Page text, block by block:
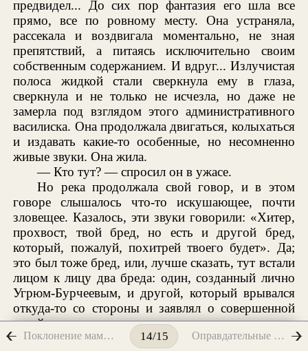
предвидел... До сих пор фантазия его шла все
прямо, все по ровному месту. Она устраняла,
рассекала и воздвигала моментально, не зная
препятствий, а питаясь исключительно своим
собственным содержанием. И вдруг... Излучистая
полоса жидкой стали сверкнула ему в глаза,
сверкнула и не только не исчезла, но даже не
замерла под взглядом этого административного
василиска. Она продолжала двигаться, колыхаться
и издавать какие-то особенные, но несомненно
живые звуки. Она жила.
— Кто тут? — спросил он в ужасе.
Но река продолжала свой говор, и в этом
говоре слышалось что-то искушающее, почти
зловещее. Казалось, эти звуки говорили: «Хитер,
прохвост, твой бред, но есть и другой бред,
который, пожалуй, похитрей твоего будет». Да;
это был тоже бред, или, лучше сказать, тут встали
лицом к лицу два бреда: один, созданный лично
Угрюм-Бурчеевым, и другой, который врывался
откуда-то со стороны и заявлял о совершенной
своей независимости от первого.
— Зачем? — спросил, указывая глазами на
Поклонение мамоне и покаяние 14/15 Оправдательные документы